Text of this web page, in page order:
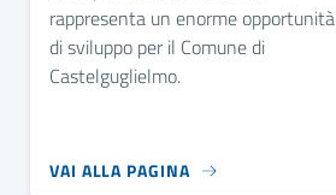
rappresenta un enorme opportunità
di sviluppo per il Comune di
Castelguglielmo.
VAI ALLA PAGINA